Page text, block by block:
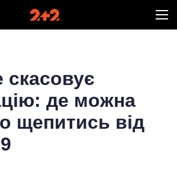
скасовує
де можна
щепитись від